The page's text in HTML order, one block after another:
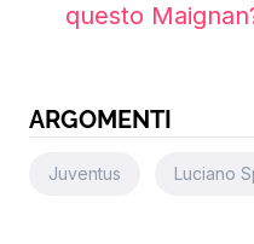
questo
ARGOMENTI
Juventus Luciano